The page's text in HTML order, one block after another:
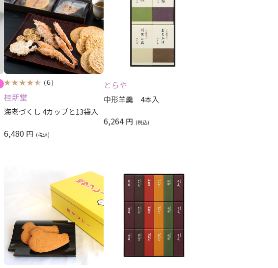
（6）
桂新堂
海老づくし 4カップと13袋入
6,480 円
とらや
中形羊羹 4本入
6,264 円